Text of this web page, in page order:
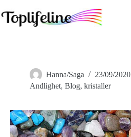
till
innehåll
Hanna/Saga
23/09/2020
Andlighet, Blog, kristaller